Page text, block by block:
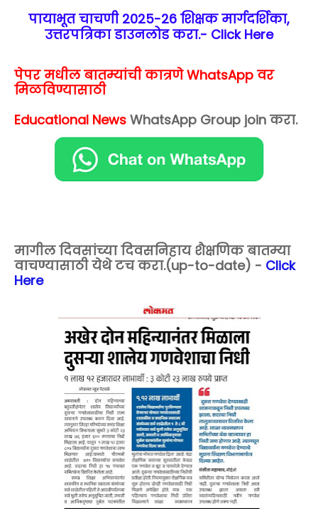
पायाभूत चाचणी 2025-26 शिक्षक मार्गदर्शिका,
उत्तरपत्रिका डाउनलोड करा.- Click Here
पेपर मधील बातम्यांची कात्रणे WhatsApp वर
मिळविण्यासाठी
Educational News WhatsApp Group join करा.
मागील दिवसांच्या दिवसनिहाय शैक्षणिक बातम्या
वाचण्यासाठी येथे टच करा.(up-to-date) - Click
Here